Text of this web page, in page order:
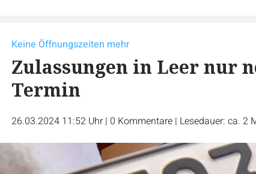
Keine Öffnungszeiten mehr
Zulassungen in Leer nur
Termin
26.03.2024 11:52 Uhr | 0 Kommentare | Lesedauer: ca. 2